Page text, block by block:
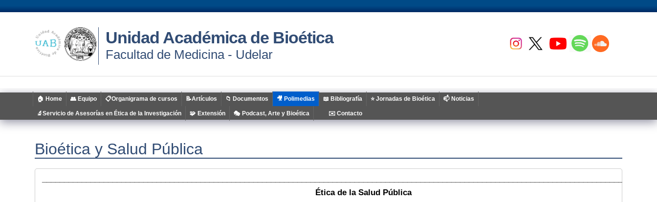
Unidad Académica de Bioética
Facultad de Medicina - Udelar
🏠 Home 👥 Equipo 📋Organigrama de cursos 📝Artículos 📁​ Documentos 🎥 Polimedias 📖 Bibliografía ⭐ Jornadas de Bioética 📫 Noticias
🔬Servicio de Asesorías en Ética de la Investigación 🧩 Extensión 🎭 Podcast, Arte y Bioética ✉️ Contacto
Bioética y Salud Pública
Ética de la Salud Pública